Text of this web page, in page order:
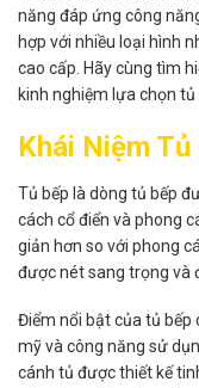
năng đáp ứng công
hợp với nhiều loại hình
cao cấp. Hãy cùng tìm
kinh nghiệm lựa chọn
Khái Niệm
Tủ bếp là dòng tủ bếp
cách cổ điển và phong
giản hơn so với phong
được nét sang trọng và
Điểm nổi bật của tủ bếp
mỹ và công năng sử
cánh tủ được thiết kế